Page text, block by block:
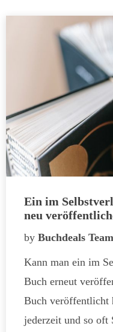
Ein im
neu
byBuchdeals Team
Kann man ein im
Buch erneut
Buch veröffentlicht
jederzeit und so oft